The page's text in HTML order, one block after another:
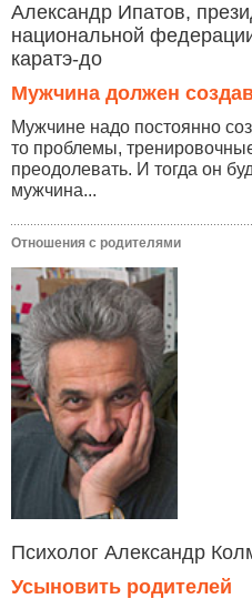
Александр Ипатов,
национальной
каратэ-до
Мужчина должен
Мужчине надо постоянно
то проблемы,
преодолевать. И тогда он
мужчина...
Отношения с родителями
Психолог Александр
Усыновить родителей